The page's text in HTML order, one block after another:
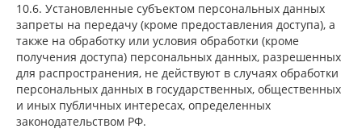
10.6. Установленные субъектом персональных данных
запреты на передачу (кроме предоставления доступа), а
также на обработку или условия обработки (кроме
получения доступа) персональных данных, разрешенных
для распространения, не действуют в случаях обработки
персональных данных в государственных, общественных
и иных публичных интересах, определенных
законодательством РФ.